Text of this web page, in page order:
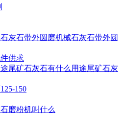
灰石带外圆磨机械石灰石带外圆
供求
尾矿石灰石有什么用途尾矿石灰
150
磨粉机叫什么